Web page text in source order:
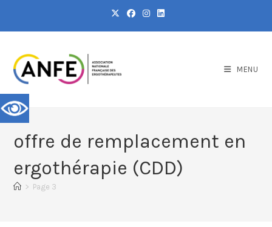
MENU
offre de remplacement en
ergothérapie (CDD)
> Page 3